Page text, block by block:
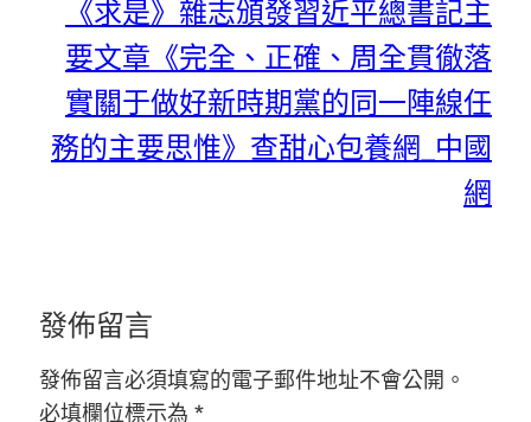
《求是》雜志頒發習近平總書記主
要文章《完全、正確、周全貫徹落
實關于做好新時期黨的同一陣線任
務的主要思惟》查甜心包養網_中國
網
發佈留言
發佈留言必須填寫的電子郵件地址不會公開。
必填欄位標示為 *